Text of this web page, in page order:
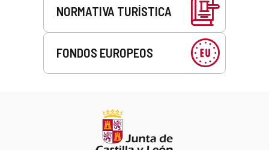
NORMATIVA TURÍSTICA
FONDOS EUROPEOS